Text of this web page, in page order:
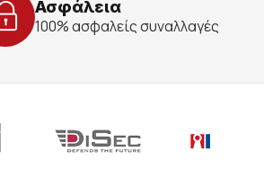
Ασφάλεια
100% ασφαλείς συναλλαγές